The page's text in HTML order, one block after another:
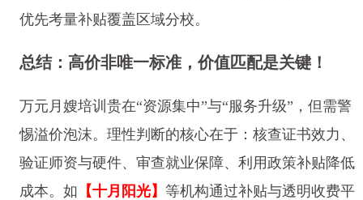
优先考量补贴覆盖区域分校。
总结：高价非唯一标准，价值匹配是关键！
万元月嫂培训贵在“资源集中”与“服务升级”，但需警
惕溢价泡沫。理性判断的核心在于：核查证书效力、
验证师资与硬件、审查就业保障、利用政策补贴降低
成本。如 【十月阳光】 等机构通过补贴与透明收费平